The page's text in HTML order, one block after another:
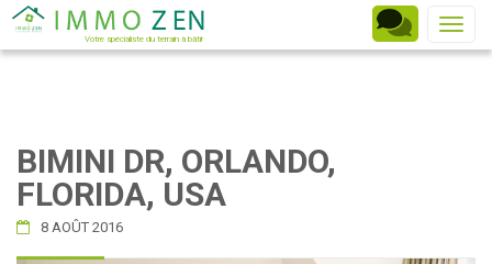
Votre spécialiste du terrain à bâtir
BIMINI DR, ORLANDO,
FLORIDA, USA
8 AOÛT 2016